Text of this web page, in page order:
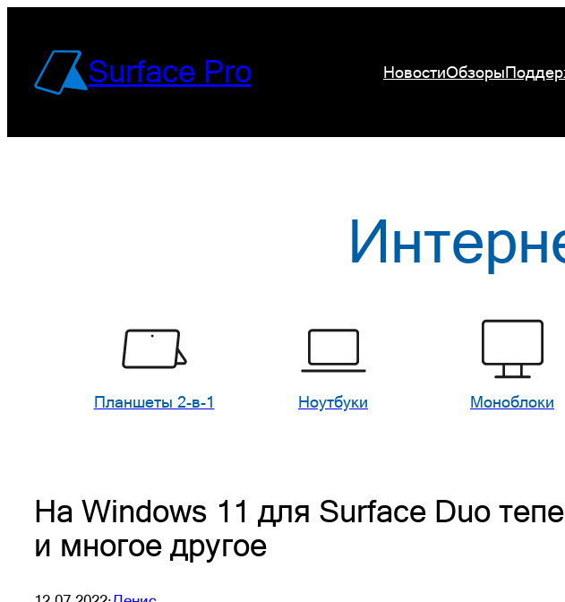
содержимомуSurface Pro НовостиОбзоры
Планшеты 2-в-1 Ноутбуки Моноблоки
На Windows 11 для Surface Duo
и многое другое